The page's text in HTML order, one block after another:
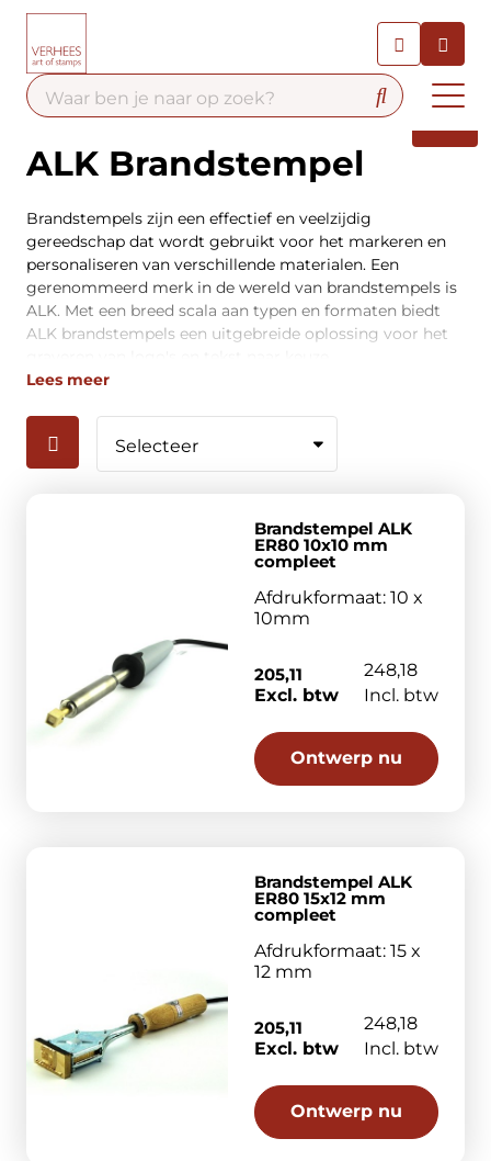
Contact
ALK Brandstempel
Brandstempels zijn een effectief en veelzijdig
gereedschap dat wordt gebruikt voor het markeren en
personaliseren van verschillende materialen. Een
gerenommeerd merk in de wereld van brandstempels is
ALK. Met een breed scala aan typen en formaten biedt
ALK brandstempels een uitgebreide oplossing voor het
Lees meer
Brandstempel ALK
ER80 10x10 mm
compleet
Afdrukformaat: 10 x
10mm
205,11
Excl. btw
248,18
Incl. btw
Ontwerp nu
Brandstempel ALK
ER80 15x12 mm
compleet
Afdrukformaat: 15 x
12 mm
205,11
Excl. btw
248,18
Incl. btw
Ontwerp nu